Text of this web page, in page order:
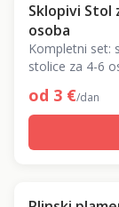
Sklopivi Stol
osoba
Kompletni set:
stolice za 4-6
od 3 €/dan